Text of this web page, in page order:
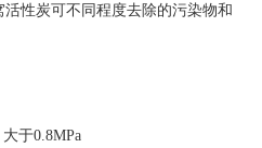
性炭可不同程度去除的污染物和
于0.8MPa